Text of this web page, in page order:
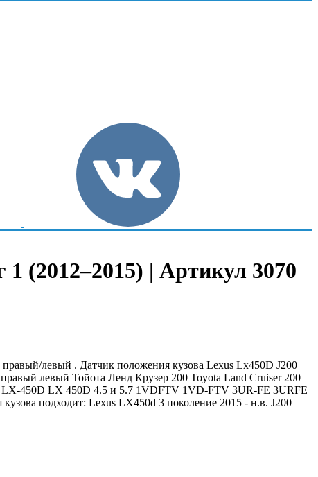
(2012–2015) | Артикул 3070
левый . Датчик положения кузова Lexus Lx450D J200
левый Тойота Ленд Крузер 200 Toyota Land Cruiser 200
450D LX 450D 4.5 и 5.7 1VDFTV 1VD-FTV 3UR-FE 3URFE
подходит: Lexus LX450d 3 поколение 2015 - н.в. J200